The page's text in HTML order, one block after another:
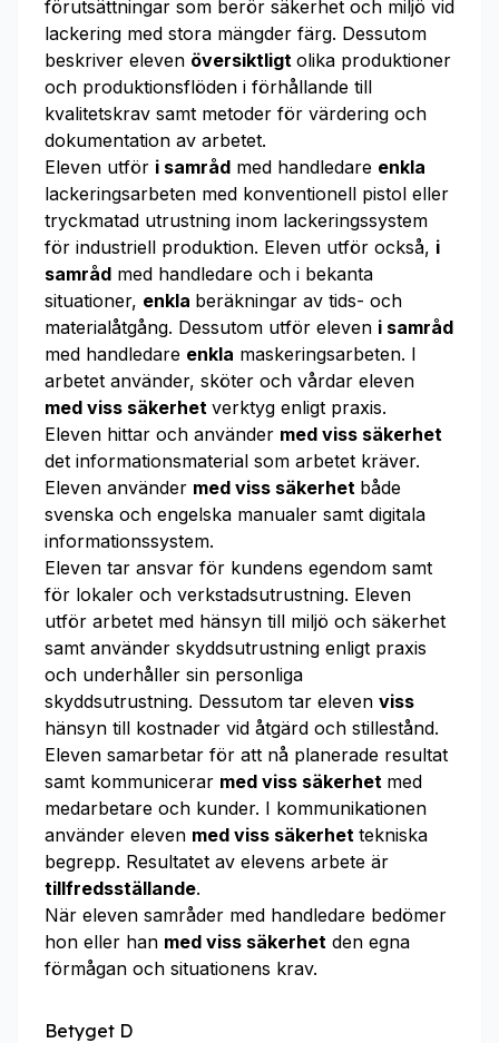
förutsättningar som berör säkerhet och miljö vid
lackering med stora mängder färg. Dessutom
beskriver eleven översiktligt olika produktioner
och produktionsflöden i förhållande till
kvalitetskrav samt metoder för värdering och
dokumentation av arbetet.
Eleven utför i samråd med handledare enkla
lackeringsarbeten med konventionell pistol eller
tryckmatad utrustning inom lackeringssystem
för industriell produktion. Eleven utför också, i
samråd med handledare och i bekanta
situationer, enkla beräkningar av tids- och
materialåtgång. Dessutom utför eleven i samråd
med handledare enkla maskeringsarbeten. I
arbetet använder, sköter och vårdar eleven
med viss säkerhet verktyg enligt praxis.
Eleven hittar och använder med viss säkerhet
det informationsmaterial som arbetet kräver.
Eleven använder med viss säkerhet både
svenska och engelska manualer samt digitala
informationssystem.
Eleven tar ansvar för kundens egendom samt
för lokaler och verkstadsutrustning. Eleven
utför arbetet med hänsyn till miljö och säkerhet
samt använder skyddsutrustning enligt praxis
och underhåller sin personliga
skyddsutrustning. Dessutom tar eleven viss
hänsyn till kostnader vid åtgärd och stillestånd.
Eleven samarbetar för att nå planerade resultat
samt kommunicerar med viss säkerhet med
medarbetare och kunder. I kommunikationen
använder eleven med viss säkerhet tekniska
begrepp. Resultatet av elevens arbete är
tillfredsställande.
När eleven samråder med handledare bedömer
hon eller han med viss säkerhet den egna
förmågan och situationens krav.
Betyget D